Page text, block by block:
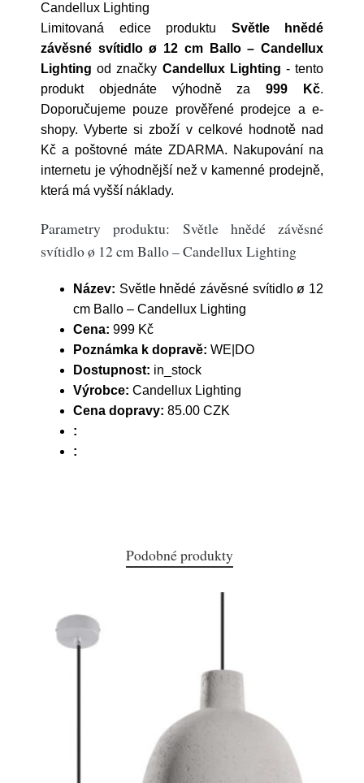
Candellux Lighting
Limitovaná edice produktu Světle hnědé
závěsné svítidlo ø 12 cm Ballo – Candellux
Lighting od značky Candellux Lighting - tento
produkt objednáte výhodně za999 Kč.
Doporučujeme pouze prověřené prodejce a e-
shopy. Vyberte si zboží v celkové hodnotě nad
Kč a poštovné máte ZDARMA. Nakupování na
internetu je výhodnější než v kamenné prodejně,
která má vyšší náklady.
Parametry produktu: Světle hnědé závěsné
svítidlo ø 12 cm Ballo – Candellux Lighting
Název: Světle hnědé závěsné svítidlo ø 12
cm Ballo – Candellux Lighting
Cena: 999 Kč
Poznámka k dopravě: WE|DO
Dostupnost: in_stock
Výrobce: Candellux Lighting
Cena dopravy: 85.00 CZK
:
:
Podobné produkty